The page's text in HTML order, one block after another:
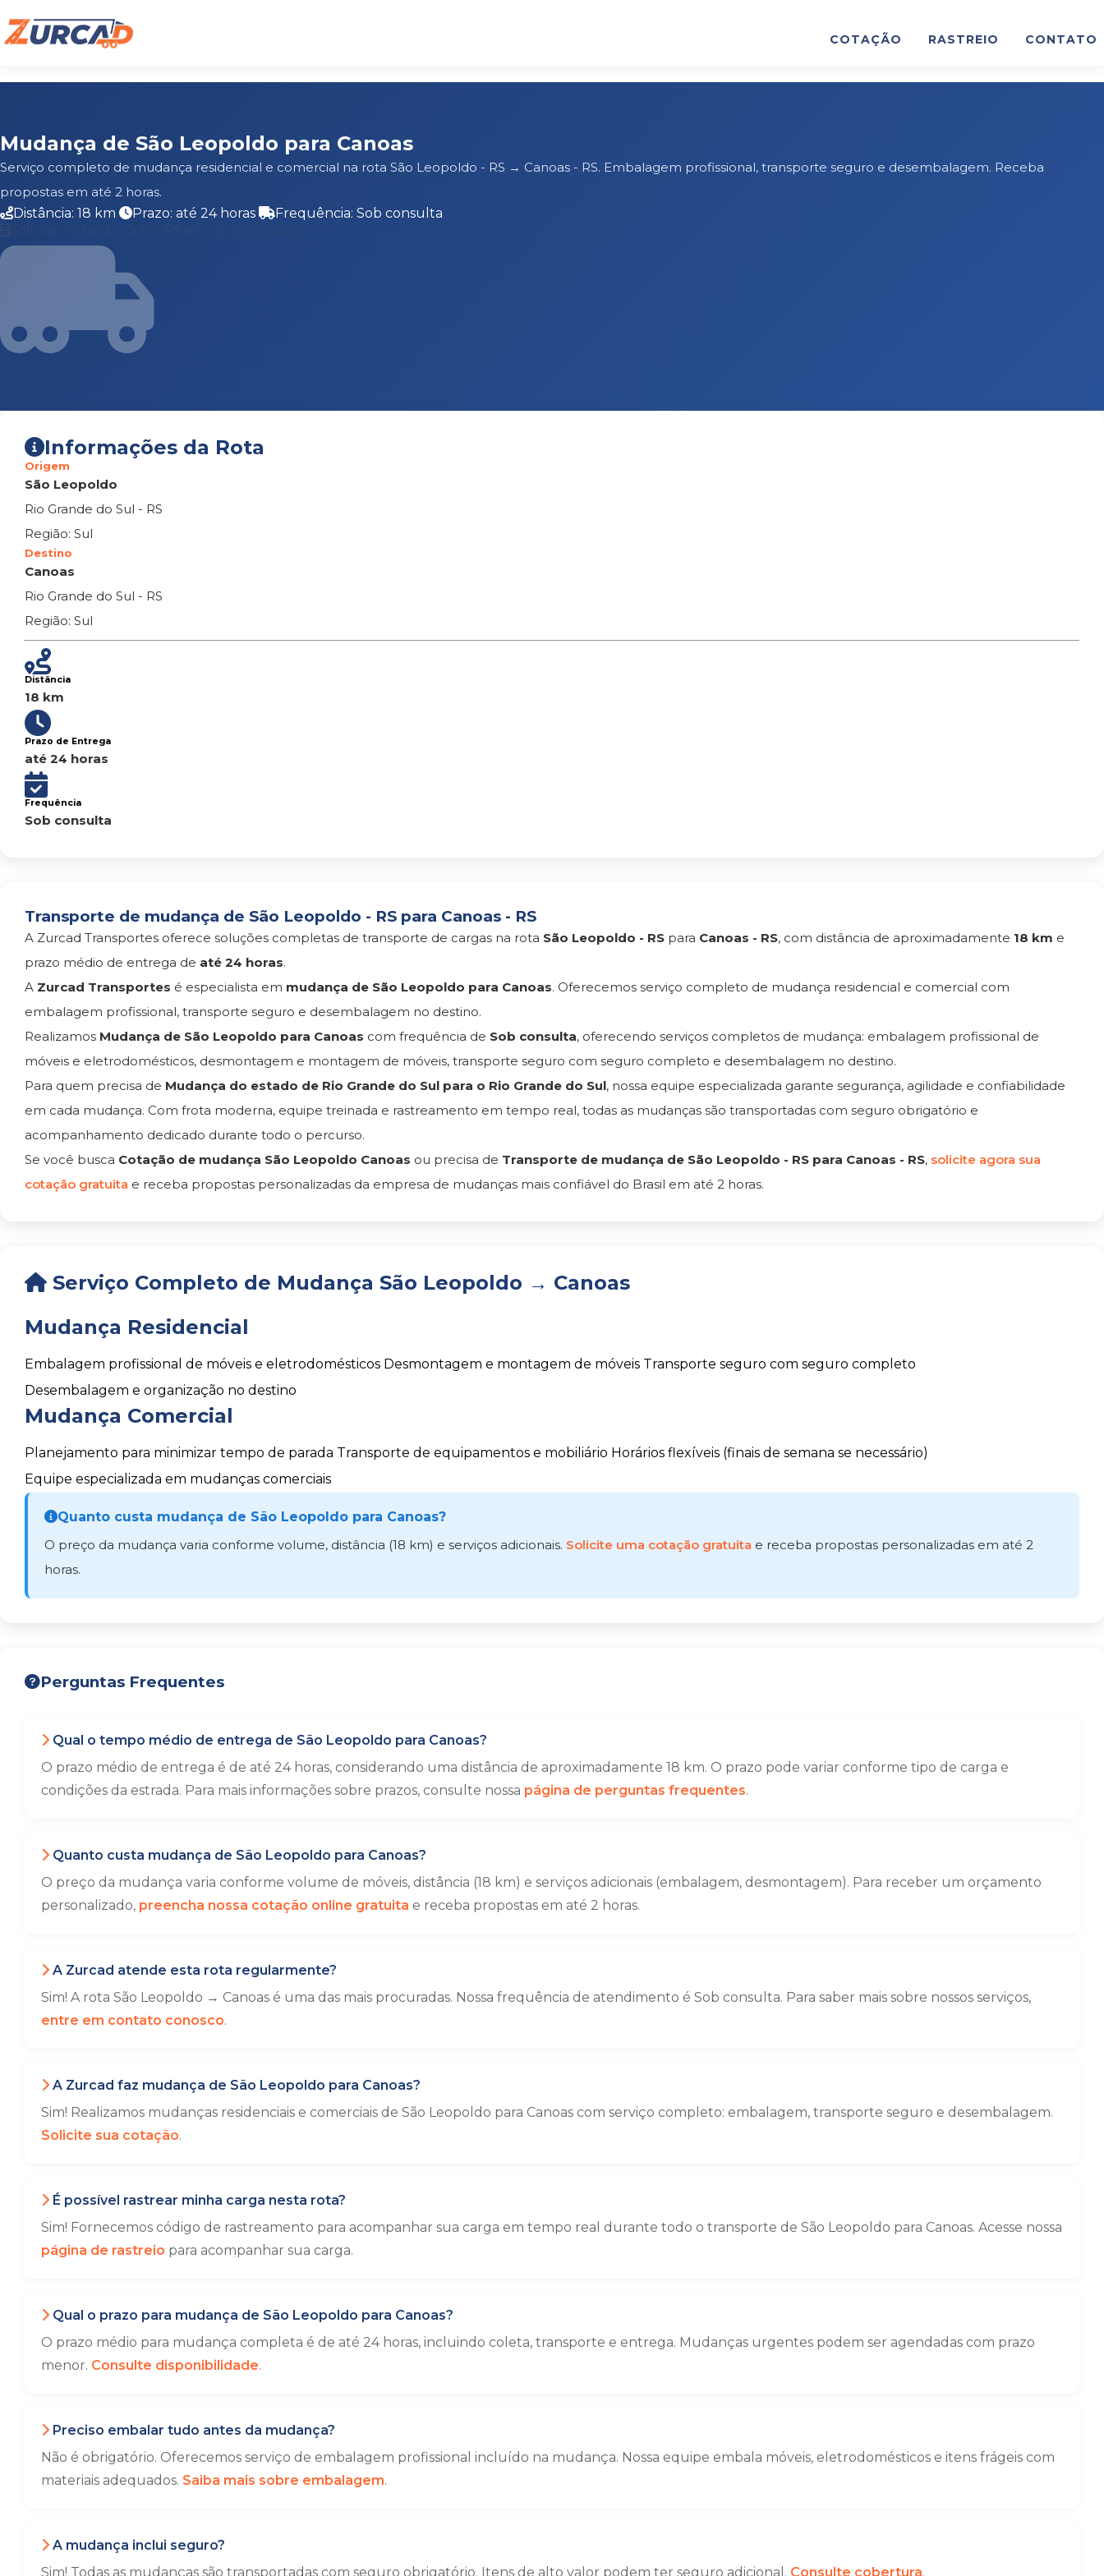
COTAÇÃO RASTREIO CONTATO
Mudança de São Leopoldo para Canoas
Serviço completo de mudança residencial e comercial na rota São Leopoldo - RS → Canoas - RS. Embalagem profissional, transporte seguro e desembalagem. Receba
propostas em até 2 horas.
Distância: 18 km
Prazo: até 24 horas
Frequência: Sob consulta
Informações da Rota
Origem
São Leopoldo
Rio Grande do Sul - RS
Região: Sul
Destino
Canoas
Rio Grande do Sul - RS
Região: Sul
Distância
18 km
Prazo de Entrega
até 24 horas
Frequência
Sob consulta
Transporte de mudança de São Leopoldo - RS para Canoas - RS
A Zurcad Transportes oferece soluções completas de transporte de cargas na rota São Leopoldo - RS para Canoas - RS, com distância de aproximadamente 18 km e
prazo médio de entrega de até 24 horas.
A Zurcad Transportes é especialista em mudança de São Leopoldo para Canoas. Oferecemos serviço completo de mudança residencial e comercial com
embalagem profissional, transporte seguro e desembalagem no destino.
Realizamos Mudança de São Leopoldo para Canoas com frequência de Sob consulta, oferecendo serviços completos de mudança: embalagem profissional de
móveis e eletrodomésticos, desmontagem e montagem de móveis, transporte seguro com seguro completo e desembalagem no destino.
Para quem precisa de Mudança do estado de Rio Grande do Sul para o Rio Grande do Sul, nossa equipe especializada garante segurança, agilidade e confiabilidade
em cada mudança. Com frota moderna, equipe treinada e rastreamento em tempo real, todas as mudanças são transportadas com seguro obrigatório e
acompanhamento dedicado durante todo o percurso.
Se você busca Cotação de mudança São Leopoldo Canoas ou precisa de Transporte de mudança de São Leopoldo - RS para Canoas - RS, solicite agora sua
cotação gratuita e receba propostas personalizadas da empresa de mudanças mais confiável do Brasil em até 2 horas.
Serviço Completo de Mudança São Leopoldo → Canoas
Mudança Residencial
Embalagem profissional de móveis e eletrodomésticos Desmontagem e montagem de móveis Transporte seguro com seguro completo
Desembalagem e organização no destino
Mudança Comercial
Planejamento para minimizar tempo de parada Transporte de equipamentos e mobiliário Horários flexíveis (finais de semana se necessário)
Equipe especializada em mudanças comerciais
Quanto custa mudança de São Leopoldo para Canoas?
O preço da mudança varia conforme volume, distância (18 km) e serviços adicionais. Solicite uma cotação gratuita e receba propostas personalizadas em até 2
horas.
Perguntas Frequentes
Qual o tempo médio de entrega de São Leopoldo para Canoas?
O prazo médio de entrega é de até 24 horas, considerando uma distância de aproximadamente 18 km. O prazo pode variar conforme tipo de carga e
condições da estrada. Para mais informações sobre prazos, consulte nossa página de perguntas frequentes.
Quanto custa mudança de São Leopoldo para Canoas?
O preço da mudança varia conforme volume de móveis, distância (18 km) e serviços adicionais (embalagem, desmontagem). Para receber um orçamento
personalizado, preencha nossa cotação online gratuita e receba propostas em até 2 horas.
A Zurcad atende esta rota regularmente?
Sim! A rota São Leopoldo → Canoas é uma das mais procuradas. Nossa frequência de atendimento é Sob consulta. Para saber mais sobre nossos serviços,
entre em contato conosco.
A Zurcad faz mudança de São Leopoldo para Canoas?
Sim! Realizamos mudanças residenciais e comerciais de São Leopoldo para Canoas com serviço completo: embalagem, transporte seguro e desembalagem.
Solicite sua cotação.
É possível rastrear minha carga nesta rota?
Sim! Fornecemos código de rastreamento para acompanhar sua carga em tempo real durante todo o transporte de São Leopoldo para Canoas. Acesse nossa
página de rastreio para acompanhar sua carga.
Qual o prazo para mudança de São Leopoldo para Canoas?
O prazo médio para mudança completa é de até 24 horas, incluindo coleta, transporte e entrega. Mudanças urgentes podem ser agendadas com prazo
menor. Consulte disponibilidade.
Preciso embalar tudo antes da mudança?
Não é obrigatório. Oferecemos serviço de embalagem profissional incluído na mudança. Nossa equipe embala móveis, eletrodomésticos e itens frágeis com
materiais adequados. Saiba mais sobre embalagem.
A mudança inclui seguro?
Sim! Todas as mudanças são transportadas com seguro obrigatório. Itens de alto valor podem ter seguro adicional. Consulte cobertura.